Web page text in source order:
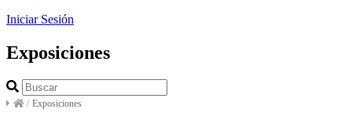
Iniciar Sesión
Exposiciones
/ Exposiciones